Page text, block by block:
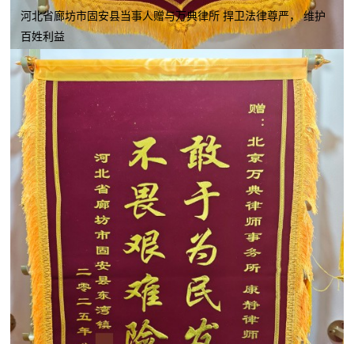
河北省廊坊市固安县当事人赠与万典律所 捍卫法律尊严， 维护
百姓利益